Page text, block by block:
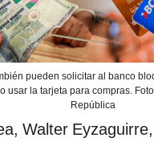
pueden solicitar al banco
usar la tarjeta para compras.
República
Walter